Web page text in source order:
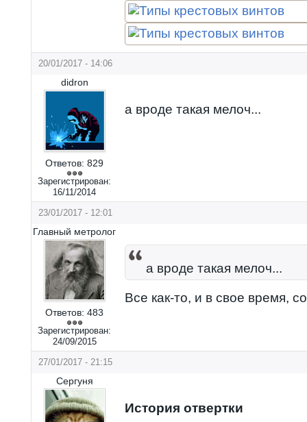
20/01/2017 - 14:06
didron
Ответов: 829
Зарегистрирован:
16/11/2014
а вроде такая мелоч...
23/01/2017 - 12:01
Главный метролог
Ответов: 483
Зарегистрирован:
24/09/2015
а вроде такая мелоч...
Все как-то, и в свое время,
27/01/2017 - 21:15
Сергуня
История отвертки